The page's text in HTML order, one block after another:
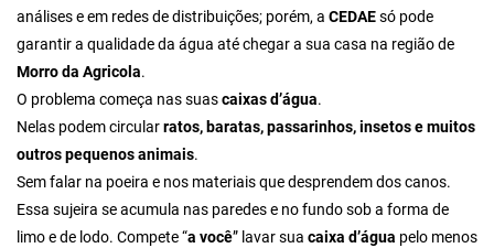
análises e em redes de distribuições; porém, a CEDAEsó pode
garantir a qualidade da água até chegar a sua casa na região de
Morro da Agricola.
O problema começa nas suascaixas d’água.
Nelas podem circularratos, baratas, passarinhos, insetos e muitos
outros pequenos animais.
Sem falar na poeira e nos materiais que desprendem dos canos.
Essa sujeira se acumula nas paredes e no fundo sob a forma de
limo e de lodo. Compete “a você” lavar sua caixa d’água pelo menos